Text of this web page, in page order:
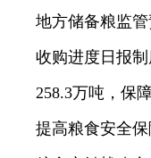
地方储备粮监管
收购进度日报
258.3万吨， 保
提高粮食安全